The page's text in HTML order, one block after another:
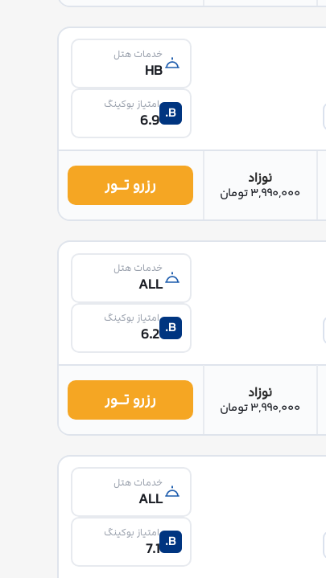
خدمات هتل
HB
B. امتیاز بوکینگ
6.9
نوزاد
3,990,000 تومان رزرو تــور
خدمات هتل
ALL
B. امتیاز بوکینگ
6.2
نوزاد
3,990,000 تومان رزرو تــور
خدمات هتل
ALL
B. امتیاز بوکینگ
7.1